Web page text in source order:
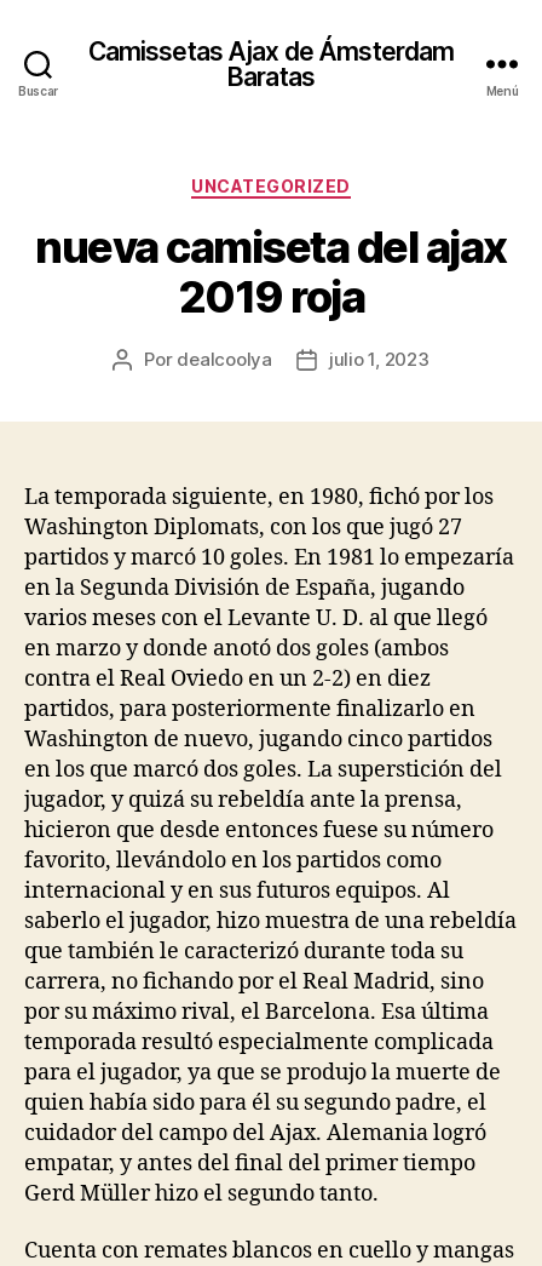
Buscar
Camissetas Ajax de Ámsterdam
Baratas
Menú
Categorías
UNCATEGORIZED
nueva camiseta del ajax
2019 roja
Autor
Por dealcoolya
Fechajulio 1, 2023
La temporada siguiente, en 1980, fichó por los
Washington Diplomats, con los que jugó 27
partidos y marcó 10 goles. En 1981 lo empezaría
en la Segunda División de España, jugando
varios meses con el Levante U. D. al que llegó
en marzo y donde anotó dos goles (ambos
contra el Real Oviedo en un 2-2) en diez
partidos, para posteriormente finalizarlo en
Washington de nuevo, jugando cinco partidos
en los que marcó dos goles. La superstición del
jugador, y quizá su rebeldía ante la prensa,
hicieron que desde entonces fuese su número
favorito, llevándolo en los partidos como
internacional y en sus futuros equipos. Al
saberlo el jugador, hizo muestra de una rebeldía
que también le caracterizó durante toda su
carrera, no fichando por el Real Madrid, sino
por su máximo rival, el Barcelona. Esa última
temporada resultó especialmente complicada
para el jugador, ya que se produjo la muerte de
quien había sido para él su segundo padre, el
cuidador del campo del Ajax. Alemania logró
empatar, y antes del final del primer tiempo
Gerd Müller hizo el segundo tanto.
Cuenta con remates blancos en cuello y mangas